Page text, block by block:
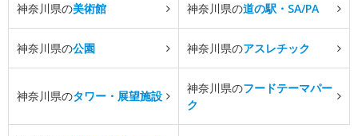
神奈川県の美術館 神奈川県の道の駅・SA/PA
神奈川県の公園 神奈川県のアスレチック
神奈川県のタワー・展望施設
神奈川県のフードテーマパー
ク